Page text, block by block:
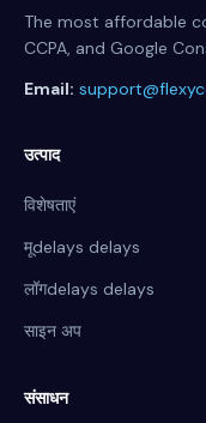
The most affordable
CCPA, and Google
Email:
उत्पाद
विशेषताएं
मूdelays delays
लॉगdelays delays
साइन अप
संसाधन